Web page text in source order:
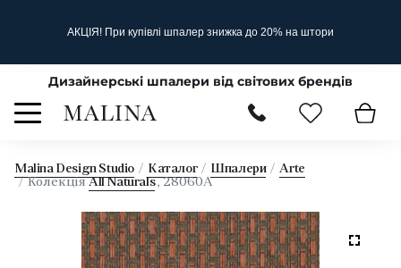
АКЦІЯ! При купівлі шпалер знижка до 20% на штори
Дизайнерські шпалери від світових брендів
Malina Design Studio Каталог Шпалери
Arte
Колекція All Naturals, 28060A